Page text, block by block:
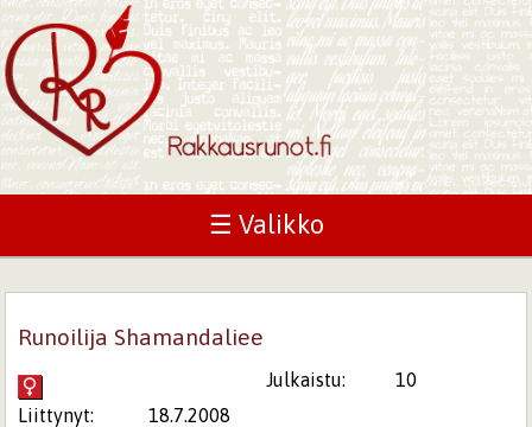
☰ Valikko
Runoilija Shamandaliee
Julkaistu:
10
Liittynyt:
18.7.2008